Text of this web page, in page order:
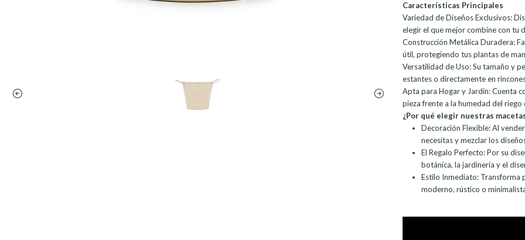
Características Principales
Variedad de Diseños Exclusivos:
elegir el que mejor combine con tu
Construcción Metálica Duradera:
útil, protegiendo tus plantas de
Versatilidad de Uso: Su tamaño y
estantes o directamente en
Apta para Hogar y Jardín: Cuenta
pieza frente a la humedad del riego
¿Por qué elegir nuestras
Decoración Flexible: Al
necesitas y mezclar los
El Regalo Perfecto: Por su
botánica, la jardinería y el
Estilo Inmediato: Transforma
moderno, rústico o